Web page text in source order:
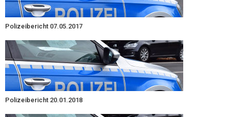
Polizeibericht 07.05.2017
Polizeibericht 20.01.2018